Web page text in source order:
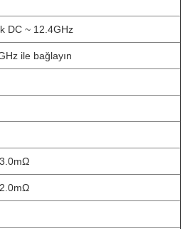
DC ~ 12.4GHz
ile bağlayın